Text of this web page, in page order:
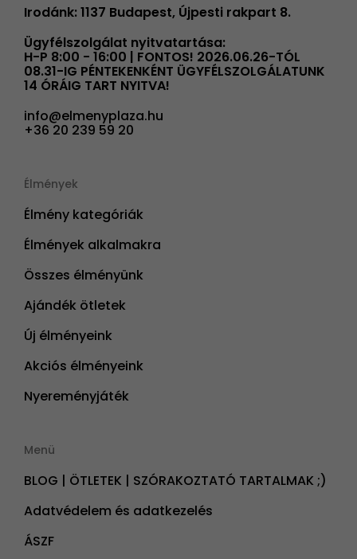
Irodánk: 1137 Budapest, Újpesti rakpart 8.
Ügyfélszolgálat nyitvatartása:
H-P 8:00 - 16:00 | FONTOS! 2026.06.26-TÓL
08.31-IG PÉNTEKENKÉNT ÜGYFÉLSZOLGÁLATUNK
14 ÓRÁIG TART NYITVA!
info@elmenyplaza.hu
+36 20 239 59 20
Élmények
Élmény kategóriák
Élmények alkalmakra
Összes élményünk
Ajándék ötletek
Új élményeink
Akciós élményeink
Nyereményjáték
Menü
BLOG | ÖTLETEK | SZÓRAKOZTATÓ TARTALMAK ;)
Adatvédelem és adatkezelés
ÁSZF